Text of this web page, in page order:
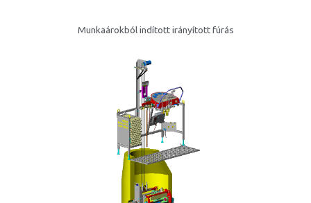
Munkaárokból indított irányított fúrás